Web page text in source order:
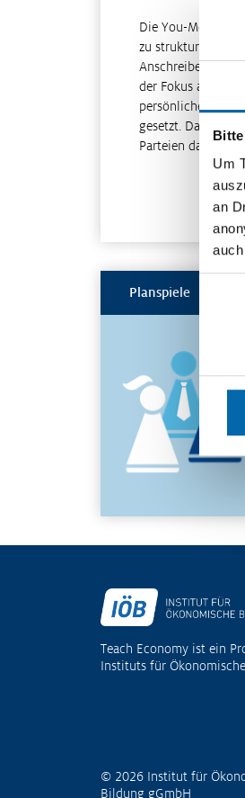
Um
an
Die You-Me-We-
zu strukturieren.
Anschreibens den
der Fokus auf die
persönlichen
gesetzt. Das "We"
Parteien dar.
Planspiele
Fußzeile
Teach Economy ist ein
Instituts für
© 2026 Institut für
Bildung gGmbH